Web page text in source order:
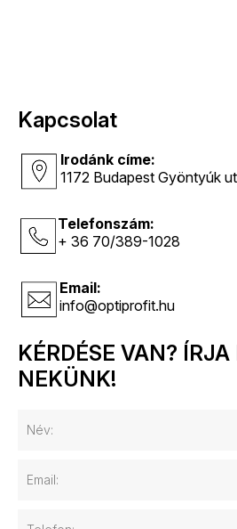
Kapcsolat
Irodánk címe:
1172 Budapest Gyöntyúk
Telefonszám:
+ 36 70/389-1028
Email:
info@optiprofit.hu
KÉRDÉSE VAN? ÍRJA
NEKÜNK!